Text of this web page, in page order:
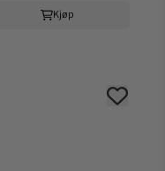
Kjøp